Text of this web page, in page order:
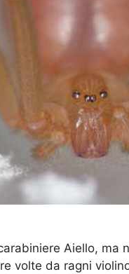
Aiello, ma
volte da ragni